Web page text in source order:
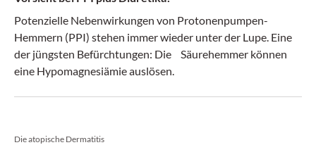
Potenzielle Nebenwirkungen von Protonenpumpen-
Hemmern (PPI) stehen immer wieder unter der Lupe. Eine
der jüngsten Befürchtungen: Die Säurehemmer können
eine Hypomagnesiämie auslösen.
Die atopische Dermatitis